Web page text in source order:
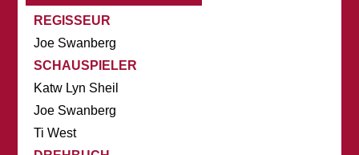
REGISSEUR
Joe Swanberg
SCHAUSPIELER
Katw Lyn Sheil
Joe Swanberg
Ti West